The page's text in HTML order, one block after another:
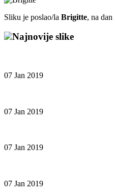
Sliku je poslao/la Brigitte, na dan
Najnovije slike
07 Jan 2019
07 Jan 2019
07 Jan 2019
07 Jan 2019